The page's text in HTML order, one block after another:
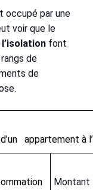
occupé par une
voir que le
font
de
de
appartement à